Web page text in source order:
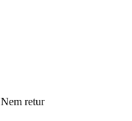
Nem retur